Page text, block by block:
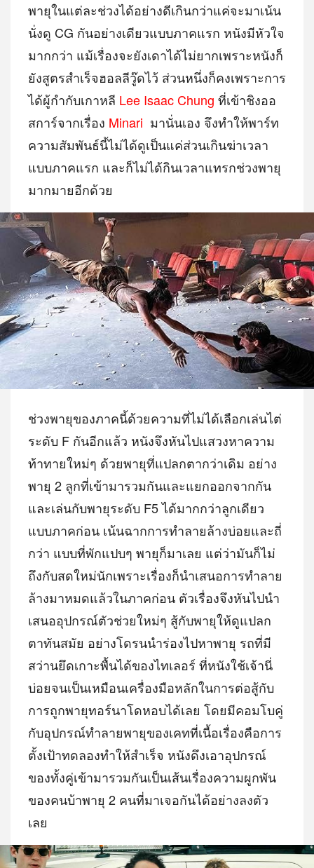
พายุในแต่ละช่วงได้อย่างดีเกินกว่าแค่จะมาเน้น
นั่งดู CG กันอย่างเดียวแบบภาคแรก หนังมีหัวใจ
มากกว่า แม้เรื่องจะยังเดาได้ไม่ยากเพราะหนังก็
ยังสูตรสำเร็จฮอลลีวู๊ดไว้ ส่วนหนึ่งก็คงเพราะการ
ได้ผู้กำกับเกาหลี Lee Isaac Chung ที่เข้าชิงออ
สการ์จากเรื่อง Minari มานั่นเอง จึงทำให้พาร์ท
ความสัมพันธ์นี้ไม่ได้ดูเป็นแค่ส่วนเกินฆ่าเวลา
แบบภาคแรก และก็ไม่ได้กินเวลาแทรกช่วงพายุ
มากมายอีกด้วย
ช่วงพายุของภาคนี้ด้วยความที่ไม่ได้เลือกเล่นไต่
ระดับ F กันอีกแล้ว หนังจึงหันไปแสวงหาความ
ท้าทายใหม่ๆ ด้วยพายุที่แปลกตากว่าเดิม อย่าง
พายุ 2 ลูกที่เข้ามารวมกันและแยกออกจากกัน
และเล่นกับพายุระดับ F5 ได้มากกว่าลูกเดียว
แบบภาคก่อน เน้นฉากการทำลายล้างบ่อยและถี่
กว่า แบบที่พักแปบๆ พายุก็มาเลย แต่ว่ามันก็ไม่
ถึงกับสดใหม่นักเพราะเรื่องก็นำเสนอการทำลาย
ล้างมาหมดแล้วในภาคก่อน ตัวเรื่องจึงหันไปนำ
เสนออุปกรณ์ตัวช่วยใหม่ๆ สู้กับพายุให้ดูแปลก
ตาทันสมัย อย่างโดรนนำร่องไปหาพายุ รถที่มี
สว่านยึดเกาะพื้นได้ของไทเลอร์ ที่หนังใช้เจ้านี่
บ่อยจนเป็นเหมือนเครื่องมือหลักในการต่อสู้กับ
การถูกพายุทอร์นาโดหอบได้เลย โดยมีคอมโบคู่
กับอุปกรณ์ทำลายพายุของเคทที่เนื้อเรื่องคือการ
ตั้งเป้าทดลองทำให้สำเร็จ หนังดึงเอาอุปกรณ์
ของทั้งคู่เข้ามารวมกันเป็นเส้นเรื่องความผูกพัน
ของคนบ้าพายุ 2 คนที่มาเจอกันได้อย่างลงตัว
เลย